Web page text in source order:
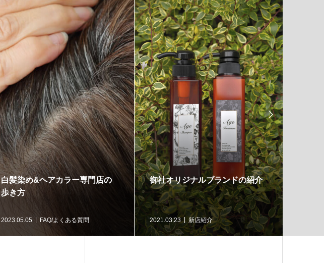
白髪染め&ヘアカラー専門店の
歩き方
2023.05.05 FAQ/よくある質問
御社オリジナルブランドの紹介
2021.03.23 新店紹介
